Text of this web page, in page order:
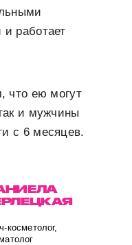
работает
что ею могут
и мужчины
с 6 месяцев.
косметолог,